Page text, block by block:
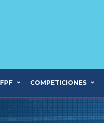
FPF COMPETICIONES